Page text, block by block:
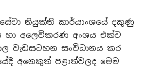
සේවා නියුක්ති කාර්යාංශයේ දකුණු
හා අලෙවිකරණ අංශය එක්ව
වැඩසටහන සංවිධානය කර
අනෙකුත් පළාත්වලද මෙම